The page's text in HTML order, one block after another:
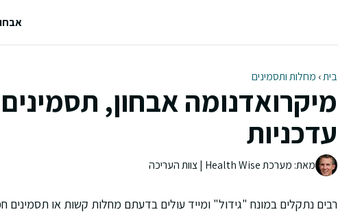
בית› מחלות ותסמינים
מיקרואדנומה אבחון, תסמינים
עדכניות
מאת: מערכת Health Wise | צוות העריכה
רבים נתקלים במונח "גידול" ומייד עולים בדעתם מחלות קשות או תסמינים